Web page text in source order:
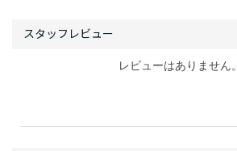
レビューはありません。